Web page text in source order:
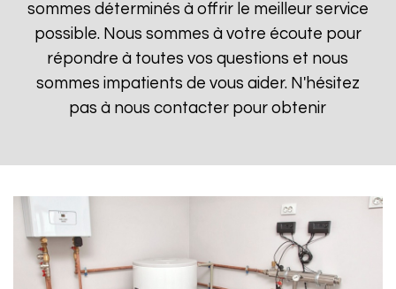
sommes déterminés à offrir le meilleur service
possible. Nous sommes à votre écoute pour
répondre à toutes vos questions et nous
sommes impatients de vous aider. N'hésitez
pas à nous contacter pour obtenir